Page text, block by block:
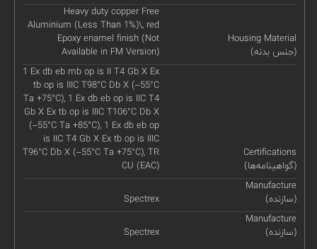
Housing Material
(جنس بدنه)
Heavy duty copper Free
Aluminium (Less Than 1%)\, red
Epoxy enamel finish (Not
Available in FM Version)
Certifications
(گواهینامه‌ها)
1 Ex db eb mb op is II T4 Gb X Ex
tb op is IIIC T98°C Db X (–55°C
Ta +75°C), 1 Ex db eb op is IIC T4
Gb X Ex tb op is IIIC T106°C Db X
(–55°C Ta +85°C), 1 Ex db eb op
is IIC T4 Gb X Ex tb op is IIIC
T96°C Db X (–55°C Ta +75°C), TR
CU (EAC)
Manufacture
(سازنده)
Spectrex
Manufacture
(سازنده)
Spectrex